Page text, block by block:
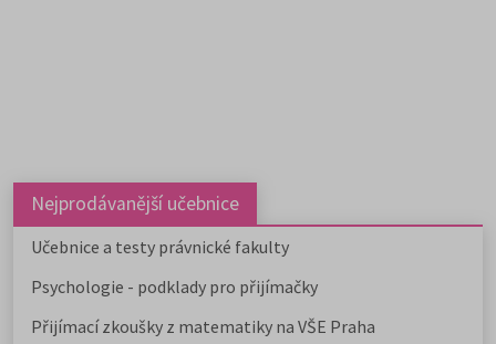
Nejprodávanější učebnice
Učebnice a testy právnické fakulty
Psychologie - podklady pro přijímačky
Přijímací zkoušky z matematiky na VŠE Praha